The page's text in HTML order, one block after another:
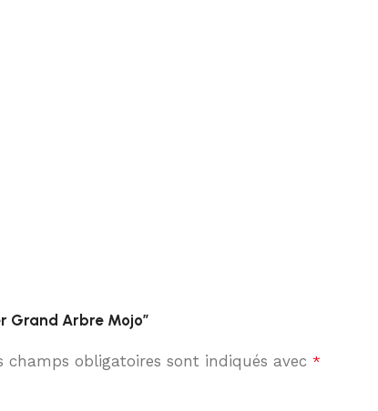
Grand Arbre Mojo”
champs obligatoires sont indiqués avec *